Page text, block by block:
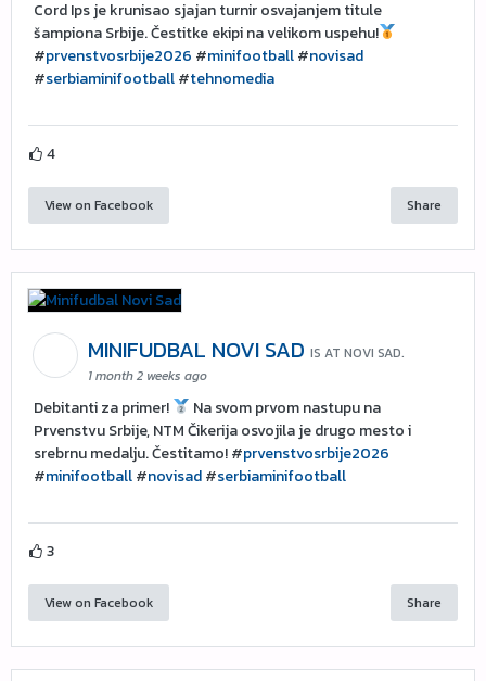
Cord Ips je krunisao sjajan turnir osvajanjem titule
šampiona Srbije. Čestitke ekipi na velikom uspehu!
#prvenstvosrbije2026 #minifootball#novisad
#serbiaminifootball#tehnomedia
4
View on Facebook Share
MINIFUDBAL NOVI SAD IS AT NOVI SAD.
1 month 2 weeks ago
Debitanti za primer!
Na svom prvom nastupu na
Prvenstvu Srbije, NTM Čikerija osvojila je drugo mesto i
srebrnu medalju. Čestitamo! #prvenstvosrbije2026
#minifootball#novisad#serbiaminifootball
3
View on Facebook Share